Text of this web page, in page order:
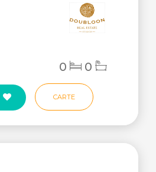
0 0
CARTE